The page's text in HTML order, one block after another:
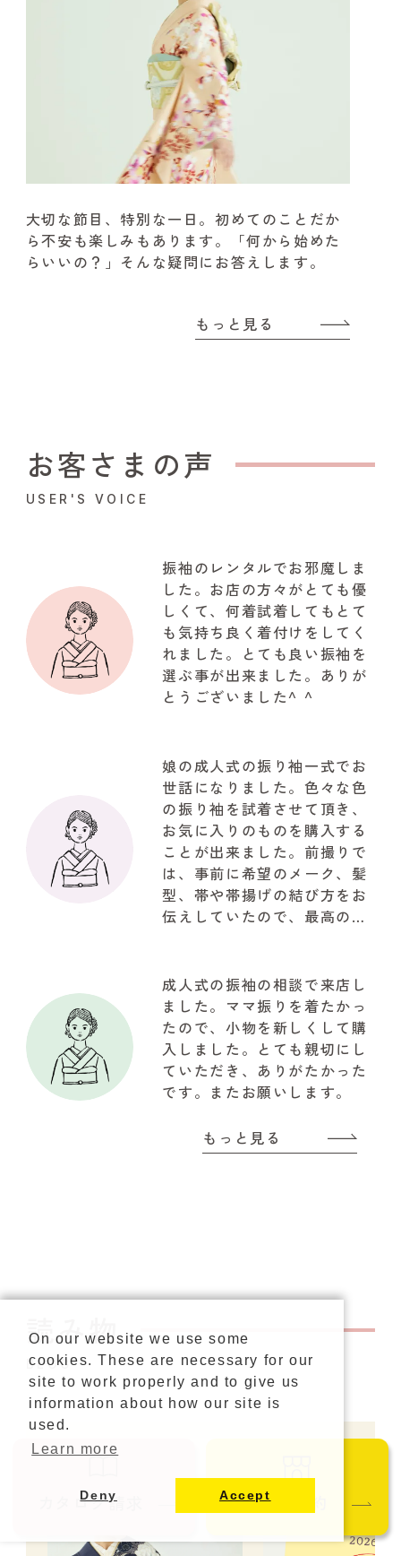
カタログ請求 ご来店予約
大切な節目、特別な一日。初めてのことだか
ら不安も楽しみもあります。
「何から始めた
らいいの？」そんな疑問にお答えします。
もっと見る
お客さまの声
USER'S VOICE
振袖のレンタルでお邪魔しま
した。お店の方々がとても優
しくて、何着試着してもとて
も気持ち良く着付けをしてく
れました。とても良い振袖を
選ぶ事が出来ました。ありが
とうございました^ ^
娘の成人式の振り袖一式でお
世話になりました。色々な色
の振り袖を試着させて頂き、
お気に入りのものを購入する
ことが出来ました。前撮りで
は、事前に希望のメーク、髪
型、帯や帯揚げの結び方をお
伝えしていたので、最高の仕
以上の写真が取れて大満足で
した。関わって下さいました
『やまと』のスタッフの皆様
に感謝でいっぱいです!!!有難
うございました
成人式の振袖の相談で来店し
ました。ママ振りを着たかっ
たので、小物を新しくして購
入しました。とても親切にし
ていただき、ありがたかった
です。またお願いします。
もっと見る
読み物
BLOG
On our website we use some
cookies. These are necessary for our
site to work properly and to give us
information about how our site is
used.
Learn more
Deny Accept